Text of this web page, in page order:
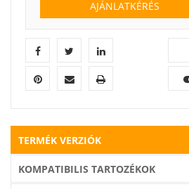
AJÁNLATKÉRÉS
TERMÉK VERZIÓK
KOMPATIBILIS TARTOZÉKOK